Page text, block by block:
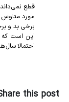
قطع
مورد متاوس
برخی بد و
این است که
احتمالا
this post